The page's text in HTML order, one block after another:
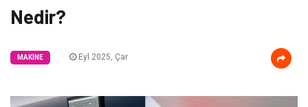
Nedir?
MAKINE Eyl 2025, Çar